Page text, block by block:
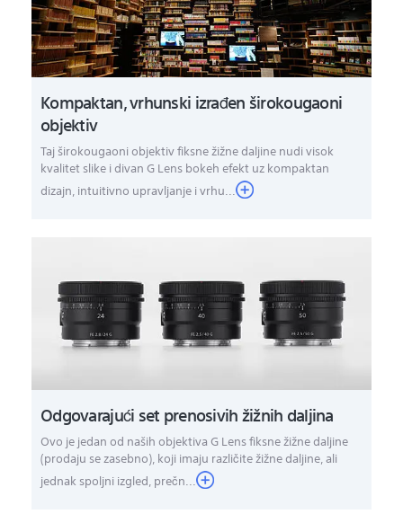
Kompaktan, vrhunski izrađen širokougaoni
objektiv
Taj širokougaoni objektiv fiksne žižne daljine nudi visok
kvalitet slike i divan G Lens bokeh efekt uz kompaktan
dizajn, intuitivno upravljanje i vrhu...
Odgovarajući set prenosivih žižnih daljina
Ovo je jedan od naših objektiva G Lens fiksne žižne daljine
(prodaju se zasebno), koji imaju različite žižne daljine, ali
jednak spoljni izgled, prečn...